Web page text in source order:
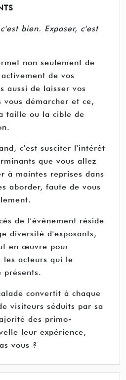
bien. Exposer, c'est
non seulement de
de vos
aussi de laisser vos
vous démarcher et ce,
taille ou la cible de
c'est susciter l'intérêt
que vous allez
à maintes reprises dans
aborder, faute de vous
de l'événement réside
diversité d'exposants,
en œuvre pour
les acteurs qui le
présents.
convertit à chaque
visiteurs séduits par sa
des primo-
leur expérience,
vous ?